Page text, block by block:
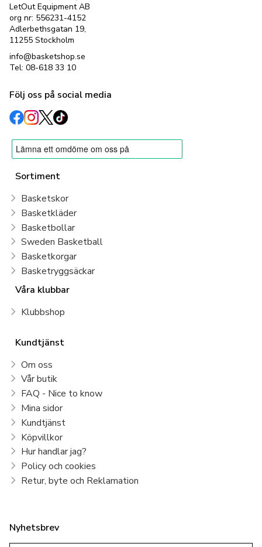
LetOut Equipment AB
org nr: 556231-4152
Adlerbethsgatan 19,
11255 Stockholm
info@basketshop.se
Tel: 08-618 33 10
Följ oss på social media
Sortiment
Basketskor
Basketkläder
Basketbollar
Sweden Basketball
Basketkorgar
Basketryggsäckar
Våra klubbar
Klubbshop
Kundtjänst
Om oss
Vår butik
FAQ - Nice to know
Mina sidor
Kundtjänst
Köpvillkor
Hur handlar jag?
Policy och cookies
Retur, byte och Reklamation
Nyhetsbrev